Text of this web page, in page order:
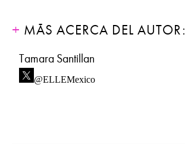
MÁS ACERCA DEL AUTOR:
Tamara Santillan
@ELLEMexico